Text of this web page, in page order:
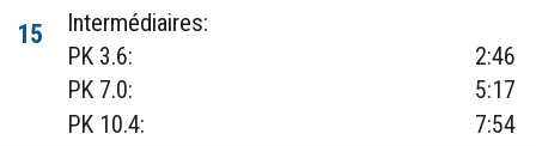
15
Intermédiaires:
PK 3.6:
2:46
PK 7.0:
5:17
PK 10.4:
7:54